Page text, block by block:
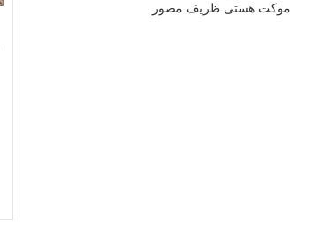
موکت هستی ظریف مصور